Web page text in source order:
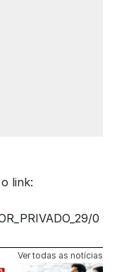
link:
0
Ver todas as notícias